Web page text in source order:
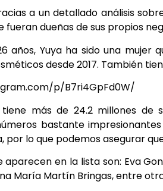
a un detallado análisis
fueran dueñas de sus propios
años, Yuya ha sido una
desde 2017. También
p/B7ri4GpFd0W/
más de 24.2 millones de
bastante
por lo que podemos asegurar
aparecen en la lista son: Eva
María Martín Bringas, entre